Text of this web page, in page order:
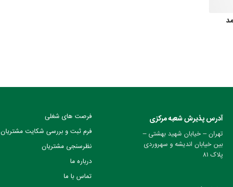
آدرس پذیرش شعبه مرکزی
تهران – خیابان شهید بهشتی –
بین خیابان اندیشه و سهروردی
پلاک ۸۱
فرصت های شغلی
فرم ثبت و بررسی شکایت مشتریان
نظرسنجی مشتریان
درباره ما
تماس با ما